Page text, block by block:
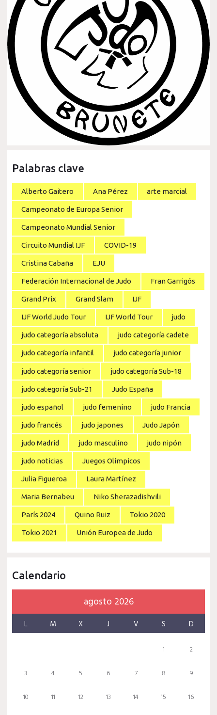
Palabras clave
Alberto Gaitero Ana Pérez arte marcial
Campeonato de Europa Senior
Campeonato Mundial Senior
Circuito Mundial IJF COVID-19
Cristina Cabaña EJU
Federación Internacional de Judo Fran Garrigós
Grand Prix Grand Slam IJF
IJF World Judo Tour IJF World Tour judo
judo categoría absoluta judo categoría cadete
judo categoría infantil judo categoría junior
judo categoría senior judo categoría Sub-18
judo categoría Sub-21 Judo España
judo español judo femenino judo Francia
judo francés judo japones Judo Japón
judo Madrid judo masculino judo nipón
judo noticias Juegos Olímpicos
Julia Figueroa Laura Martínez
Maria Bernabeu Niko Sherazadishvili
París 2024 Quino Ruiz Tokio 2020
Tokio 2021 Unión Europea de Judo
Calendario
agosto 2026
L M X J V S D
1 2
3 4 5 6 7 8 9
10 11 12 13 14 15 16